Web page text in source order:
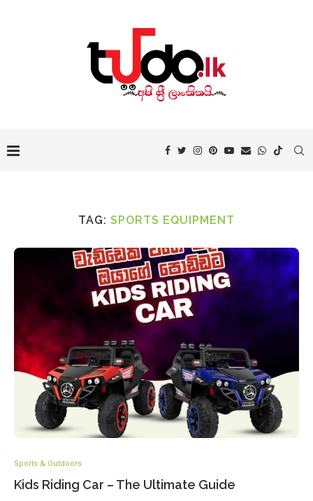
TAG: SPORTS EQUIPMENT
Sports & Outdoors
Kids Riding Car – The Ultimate Guide